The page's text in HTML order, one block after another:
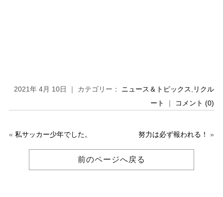
2021年 4月 10日 ｜ カテゴリー： ニュース＆トピックス リクル
ート
｜ コメント (0)
« 私サッカー少年でした。 努力は必ず報われる！ »
前のページへ戻る